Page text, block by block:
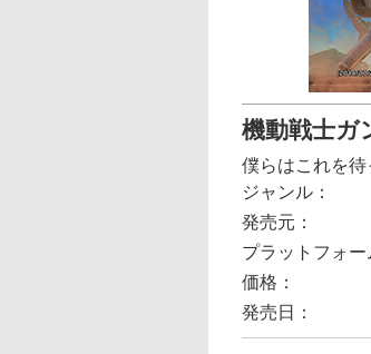
機動戦士ガ
僕らはこれを
ジャンル：
発売元：
プラットフォー
価格：
発売日：